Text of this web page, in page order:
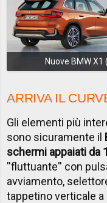
Nuove BMW
ARRIVA IL
Gli elementi più
sono sicuramente il
schermi appaiati da
''fluttuante'' con
avviamento,
tappetino verticale